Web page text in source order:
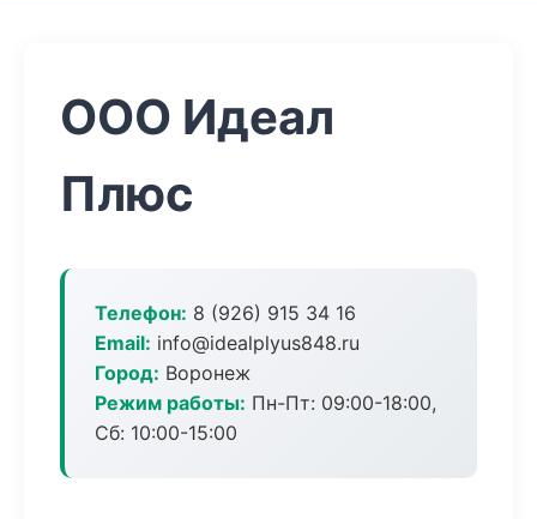
ООО Идеал
Плюс
Телефон: 8 (926) 915 34 16
Email: info@idealplyus848.ru
Город: Воронеж
Режим работы: Пн-Пт: 09:00-18:00,
Сб: 10:00-15:00